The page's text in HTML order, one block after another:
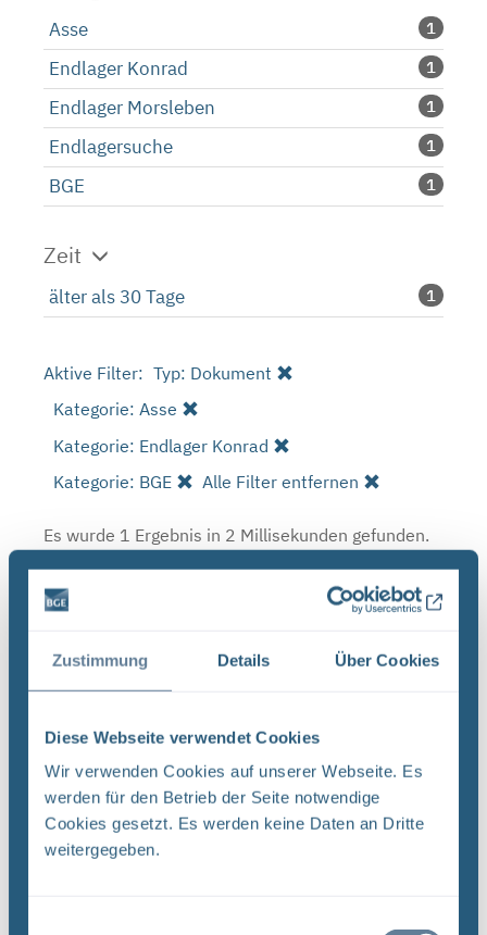
Zustimmung Details Über Cookies
Diese Webseite verwendet Cookies
Wir verwenden Cookies auf unserer Webseite. Es
werden für den Betrieb der Seite notwendige
Cookies gesetzt. Es werden keine Daten an Dritte
weitergegeben.
Asse 1
Endlager Konrad 1
Endlager Morsleben 1
Endlagersuche 1
BGE 1
Zeit
älter als 30 Tage 1
Aktive Filter: Typ: Dokument
Kategorie: Asse
Kategorie: Endlager Konrad
Kategorie: BGE
Alle Filter entfernen
Es wurde 1 Ergebnis in 2 Millisekunden gefunden.
Ergebnisse pro Seite:
1
Sortieren nach
Forschungs- und Entwicklungsstrategie der
BGE (PDF)
FORSCHUNG UND ENTWICKLUNG F&E-Strategie